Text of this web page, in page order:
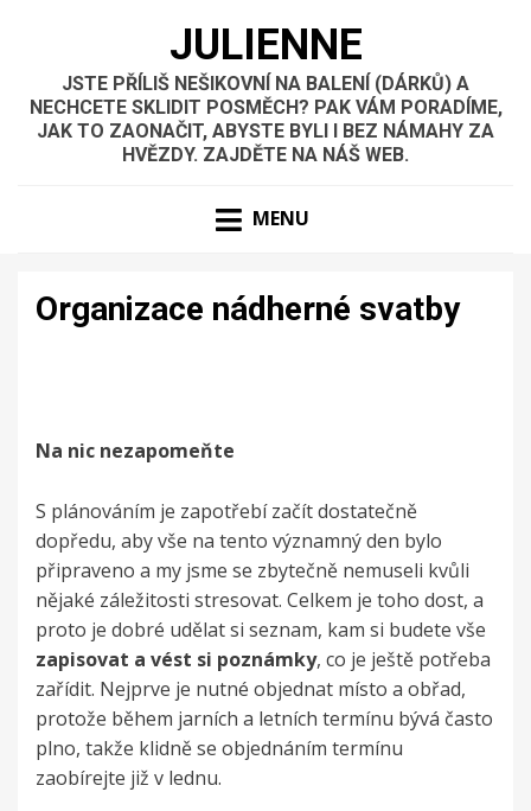
JULIENNE
JSTE PŘÍLIŠ NEŠIKOVNÍ NA BALENÍ (DÁRKŮ) A
NECHCETE SKLIDIT POSMĚCH? PAK VÁM PORADÍME,
JAK TO ZAONAČIT, ABYSTE BYLI I BEZ NÁMAHY ZA
HVĚZDY. ZAJDĚTE NA NÁŠ WEB.
MENU
Organizace nádherné svatby
Na nic nezapomeňte
S plánováním je zapotřebí začít dostatečně
dopředu, aby vše na tento významný den bylo
připraveno a my jsme se zbytečně nemuseli kvůli
nějaké záležitosti stresovat. Celkem je toho dost, a
proto je dobré udělat si seznam, kam si budete vše
zapisovat a vést si poznámky, co je ještě potřeba
zařídit. Nejprve je nutné objednat místo a obřad,
protože během jarních a letních termínu bývá často
plno, takže klidně se objednáním termínu
zaobírejte již v lednu.